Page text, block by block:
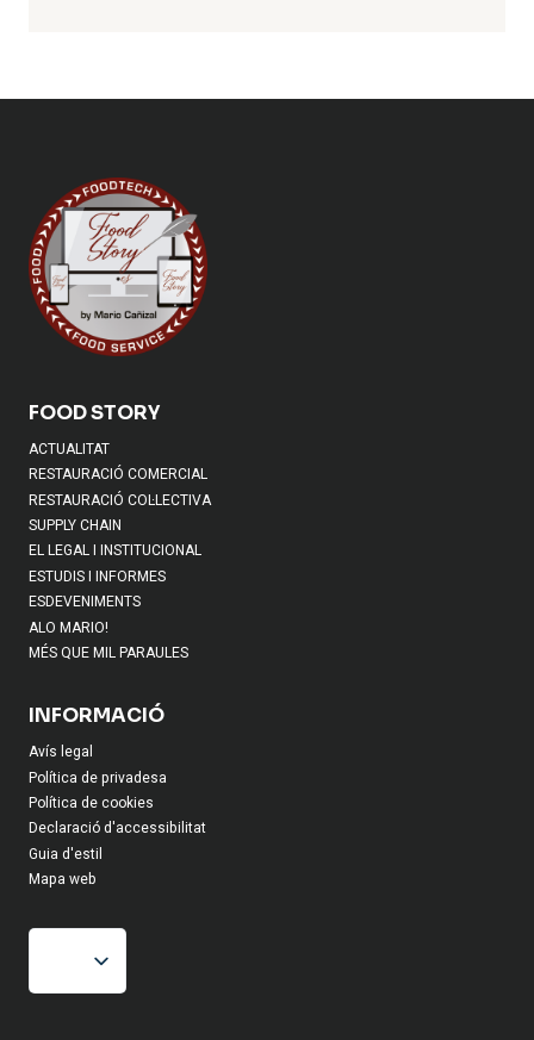
FOOD STORY
ACTUALITAT
RESTAURACIÓ COMERCIAL
RESTAURACIÓ COL·LECTIVA
SUPPLY CHAIN
EL LEGAL I INSTITUCIONAL
ESTUDIS I INFORMES
ESDEVENIMENTS
ALO MARIO!
MÉS QUE MIL PARAULES
INFORMACIÓ
Avís legal
Política de privadesa
Política de cookies
Declaració d'accessibilitat
Guia d'estil
Mapa web